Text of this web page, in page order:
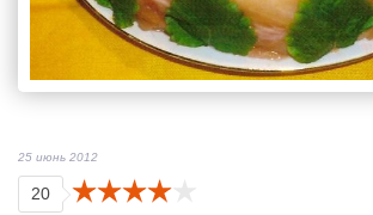
25 июнь 2012
20